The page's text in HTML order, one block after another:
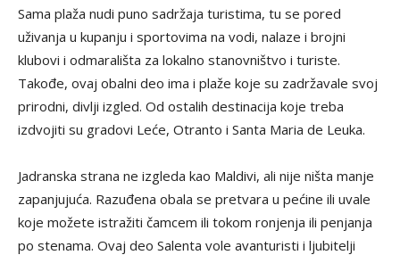
Sama plaža nudi puno sadržaja turistima, tu se pored
uživanja u kupanju i sportovima na vodi, nalaze i brojni
klubovi i odmarališta za lokalno stanovništvo i turiste.
Takođe, ovaj obalni deo ima i plaže koje su zadržavale svoj
prirodni, divlji izgled. Od ostalih destinacija koje treba
izdvojiti su gradovi Leće, Otranto i Santa Maria de Leuka.
Jadranska strana ne izgleda kao Maldivi, ali nije ništa manje
zapanjujuća. Razuđena obala se pretvara u pećine ili uvale
koje možete istražiti čamcem ili tokom ronjenja ili penjanja
po stenama. Ovaj deo Salenta vole avanturisti i ljubitelji